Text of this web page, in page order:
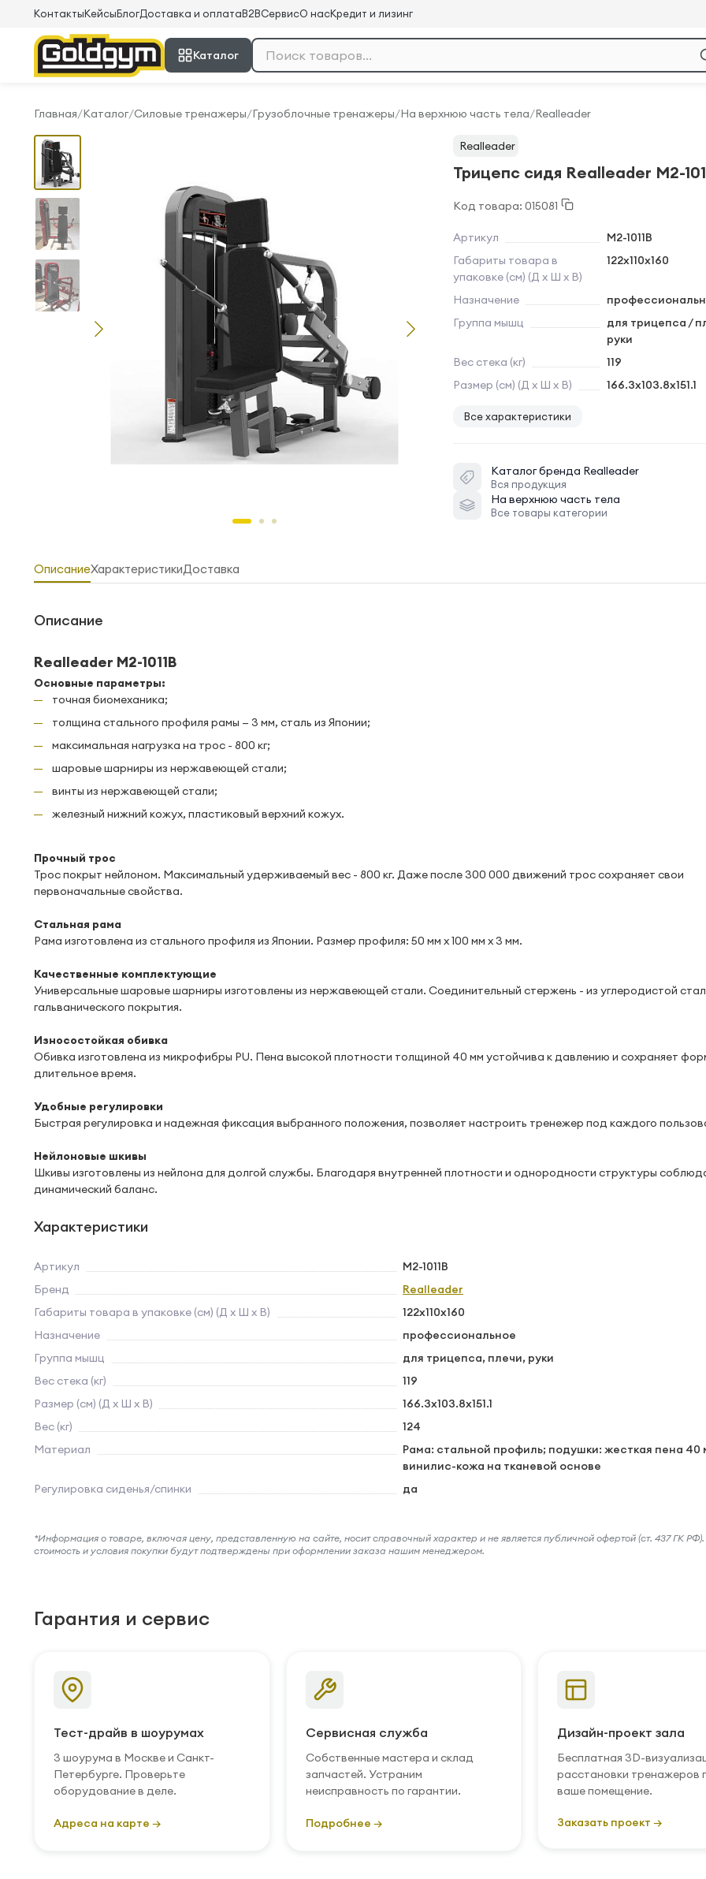
КонтактыКейсыБлогДоставка и оплатаB2BСервисО насКредит и лизинг
Каталог
Главная/Каталог/Силовые тренажеры/Грузоблочные тренажеры/На верхнюю часть тела/Realleader
Realleader
Трицепс сидя Realleader M2-
Код товара: 015081
Артикул
M2-1011B
Габариты товара в
упаковке (см) (Д х Ш х В)
122х110х160
Назначение
Группа мышц
для трицепса /
руки
Вес стека (кг)
119
Размер (см) (Д х Ш х В)
166.3х103.8х151.1
Все характеристики
Каталог бренда Realleader
Вся продукция
На верхнюю часть тела
Все товары категории
ОписаниеХарактеристикиДоставка
Описание
Realleader M2-1011B
Основные параметры:
точная биомеханика;
толщина стального профиля рамы — 3 мм, сталь из Японии;
максимальная нагрузка на трос - 800 кг;
шаровые шарниры из нержавеющей стали;
винты из нержавеющей стали;
железный нижний кожух, пластиковый верхний кожух.
Прочный трос
Трос покрыт нейлоном. Максимальный удерживаемый вес - 800 кг. Даже после 300 000 движений трос сохраняет свои
первоначальные свойства.
Стальная рама
Рама изготовлена из стального профиля из Японии. Размер профиля: 50 мм х 100 мм х 3 мм.
Качественные комплектующие
Универсальные шаровые шарниры изготовлены из нержавеющей стали. Соединительный стержень - из углеродистой
гальванического покрытия.
Износостойкая обивка
Обивка изготовлена из микрофибры PU. Пена высокой плотности толщиной 40 мм устойчива к давлению и сохраняет
длительное время.
Удобные регулировки
Быстрая регулировка и надежная фиксация выбранного положения, позволяет настроить тренежер под каждого
Нейлоновые шкивы
Шкивы изготовлены из нейлона для долгой службы. Благодаря внутренней плотности и однородности структуры
динамический баланс.
Характеристики
Артикул
M2-1011B
Бренд
Realleader
Габариты товара в упаковке (см) (Д х Ш х В)
122х110х160
Назначение
профессиональное
Группа мышц
для трицепса, плечи, руки
Вес стека (кг)
119
Размер (см) (Д х Ш х В)
166.3х103.8х151.1
Вес (кг)
124
Материал
Рама: стальной профиль; подушки: жесткая пена 40
винилис-кожа на тканевой основе
Регулировка сиденья/спинки
да
*Информация о товаре, включая цену, представленную на сайте, носит справочный характер и не является публичной офертой (ст. 437 ГК РФ).
стоимость и условия покупки будут подтверждены при оформлении заказа нашим менеджером.
Гарантия и сервис
Тест-драйв в шоурумах
3 шоурума в Москве и Санкт-
Петербурге. Проверьте
оборудование в деле.
Адреса на карте →
Сервисная служба
Собственные мастера и склад
запчастей. Устраним
неисправность по гарантии.
Подробнее →
Дизайн-проект зала
Бесплатная 3D-
расстановки тренажеров
ваше помещение.
Заказать проект →